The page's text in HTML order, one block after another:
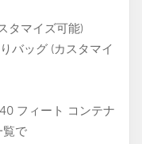
タマイズ可能)
バッグ (カスタマイ
フィート コンテナ
覧で